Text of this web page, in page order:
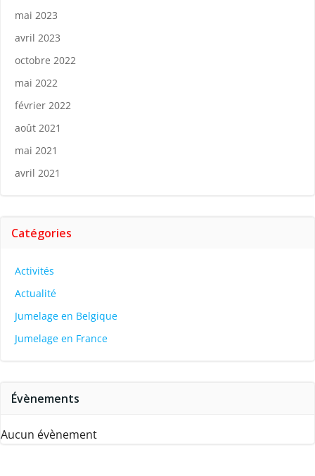
mai 2023
avril 2023
octobre 2022
mai 2022
février 2022
août 2021
mai 2021
avril 2021
Catégories
Activités
Actualité
Jumelage en Belgique
Jumelage en France
Évènements
Aucun évènement